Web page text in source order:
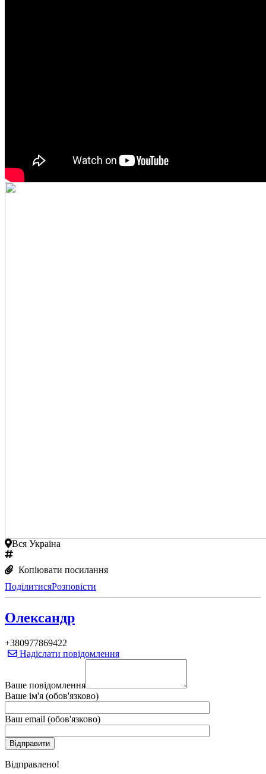
Вся Україна
Копіювати посилання
ПоділитисяРозповісти
Олександр
+380977869422
Надіслати повідомлення
Ваше повідомлення
Ваше ім'я (обов'язково)
Ваш email (обов'язково)
Вiдправлено!